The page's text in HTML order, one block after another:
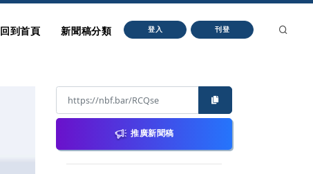
回到首頁 新聞稿分類 登入 刊登
推廣新聞稿